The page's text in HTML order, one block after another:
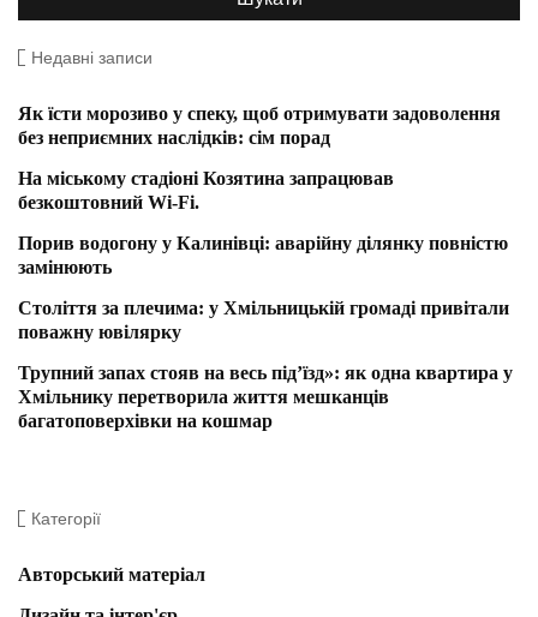
Недавні записи
Як їсти морозиво у спеку, щоб отримувати задоволення
без неприємних наслідків: сім порад
На міському стадіоні Козятина запрацював
безкоштовний Wi-Fi.
Порив водогону у Калинівці: аварійну ділянку повністю
замінюють
Століття за плечима: у Хмільницькій громаді привітали
поважну ювілярку
Трупний запах стояв на весь під’їзд»: як одна квартира у
Хмільнику перетворила життя мешканців
багатоповерхівки на кошмар
Категорії
Авторський матеріал